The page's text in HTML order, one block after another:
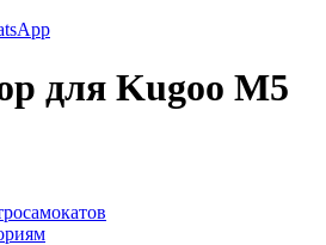
для Kugoo M5